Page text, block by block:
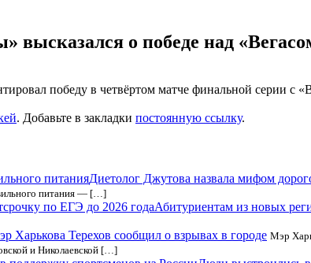
высказался о победе над
победу в четвёртом матче финальной серии с
. Добавьте в закладки постоянную ссылку.
Диетолог Джутова назвала мифом
питания — […]
Абитуриентам из новых
Харькова Терехов сообщил о взрывах в городе Мэр
и Николаевской […]